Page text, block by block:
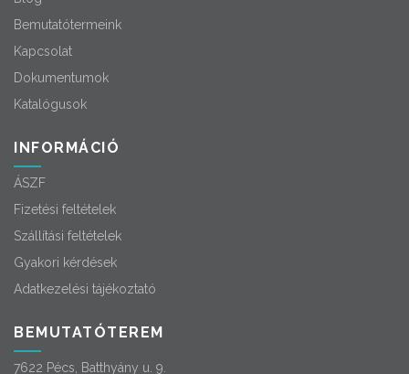
Bemutatótermeink
Kapcsolat
Dokumentumok
Katalógusok
INFORMÁCIÓ
ÁSZF
Fizetési feltételek
Szállítási feltételek
Gyakori kérdések
Adatkezelési tájékoztató
BEMUTATÓTEREM
7622 Pécs, Batthyány u. 9.